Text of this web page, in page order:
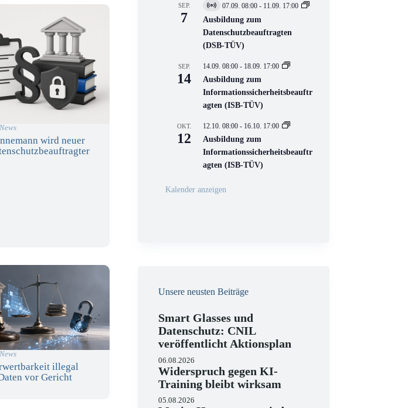
wird neuer
illegal
vor Gericht
SEP.
7
V
i
t
u
l
V
e
r
n
s
t
a
t
n
07.09. 08:00 - 11.09. 17:00
Ausbildung zum
Datenschutzbeauftragten
(DSB-TÜV)
SEP.
14
14.09. 08:00 - 18.09. 17:00
Ausbildung zum
Informationssicherheitsbeauftr
agten (ISB-TÜV)
OKT.
12
12.10. 08:00 - 16.10. 17:00
Ausbildung zum
Informationssicherheitsbeauftr
agten (ISB-TÜV)
Kalender anzeigen
Unsere neusten Beiträge
Smart Glasses und
Datenschutz: CNIL
veröffentlicht Aktionsplan
06.08.2026
Widerspruch gegen KI-
Training bleibt wirksam
05.08.2026